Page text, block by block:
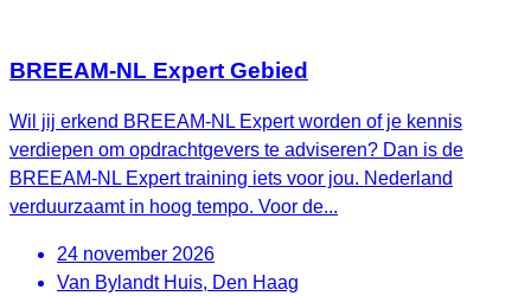
BREEAM-NL Expert Gebied
Wil jij erkend BREEAM-NL Expert worden of je kennis
verdiepen om opdrachtgevers te adviseren? Dan is de
BREEAM-NL Expert training iets voor jou. Nederland
verduurzaamt in hoog tempo. Voor de...
24 november 2026
Van Bylandt Huis, Den Haag